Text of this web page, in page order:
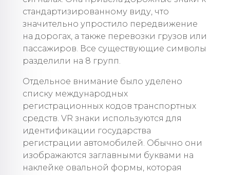
стандартизированному виду, что
значительно упростило передвижение
на дорогах, а также перевозки грузов или
пассажиров. Все существующие символы
разделили на 8 групп.
Отдельное внимание было уделено
списку международных
регистрационных кодов транспортных
средств. VR знаки используются для
идентификации государства
регистрации автомобилей. Обычно они
изображаются заглавными буквами на
наклейке овальной формы, которая